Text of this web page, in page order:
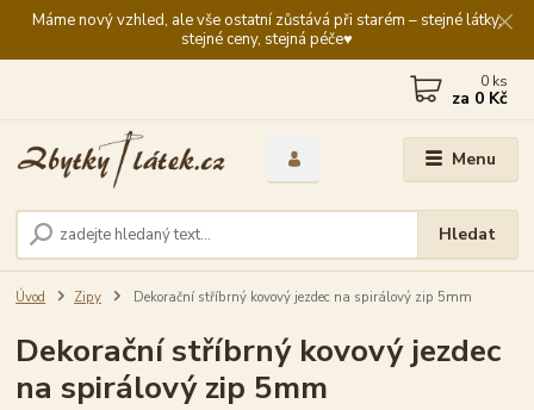
Máme nový vzhled, ale vše ostatní zůstává při starém – stejné látky,
stejné ceny, stejná péče♥️
Menu
Hledat
0 ks
za 0 Kč
Úvod Zipy Dekorační stříbrný kovový jezdec na spirálový zip 5mm
Dekorační stříbrný kovový jezdec
na spirálový zip 5mm